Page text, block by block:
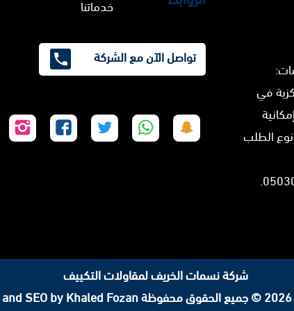
في
الطلب
خدماتنا
تواصل الآن مع الشركة
على
على
على
على
على
شركة نسمات الخريف لمقاولات التكييف
SEO by Khaled Fozan